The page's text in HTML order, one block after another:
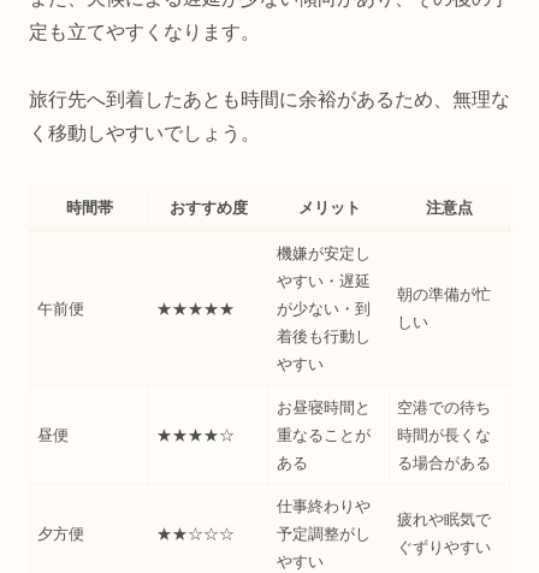
定も立てやすくなります。
旅行先へ到着したあとも時間に余裕があるため、無理な
く移動しやすいでしょう。
時間帯 おすすめ度 メリット 注意点
午前便 ★★★★★
機嫌が安定し
やすい・遅延
が少ない・到
着後も行動し
やすい
朝の準備が忙
しい
昼便 ★★★★☆
お昼寝時間と
重なることが
ある
空港での待ち
時間が長くな
る場合がある
夕方便 ★★☆☆☆
仕事終わりや
予定調整がし
やすい
疲れや眠気で
ぐずりやすい